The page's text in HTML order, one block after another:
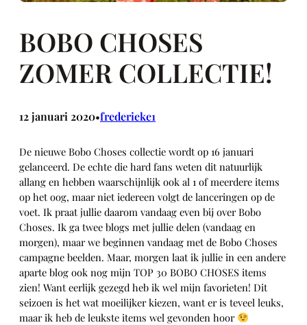
BOBO CHOSES
ZOMER COLLECTIE!
12 januari 2020•frederieke1
De nieuwe Bobo Choses collectie wordt op 16 januari
gelanceerd. De echte die hard fans weten dit natuurlijk
allang en hebben waarschijnlijk ook al 1 of meerdere items
op het oog, maar niet iedereen volgt de lanceringen op de
voet. Ik praat jullie daarom vandaag even bij over Bobo
Choses. Ik ga twee blogs met jullie delen (vandaag en
morgen), maar we beginnen vandaag met de Bobo Choses
campagne beelden. Maar, morgen laat ik jullie in een andere
aparte blog ook nog mijn TOP 30 BOBO CHOSES items
zien! Want eerlijk gezegd heb ik wel mijn favorieten! Dit
seizoen is het wat moeilijker kiezen, want er is teveel leuks,
maar ik heb de leukste items wel gevonden hoor